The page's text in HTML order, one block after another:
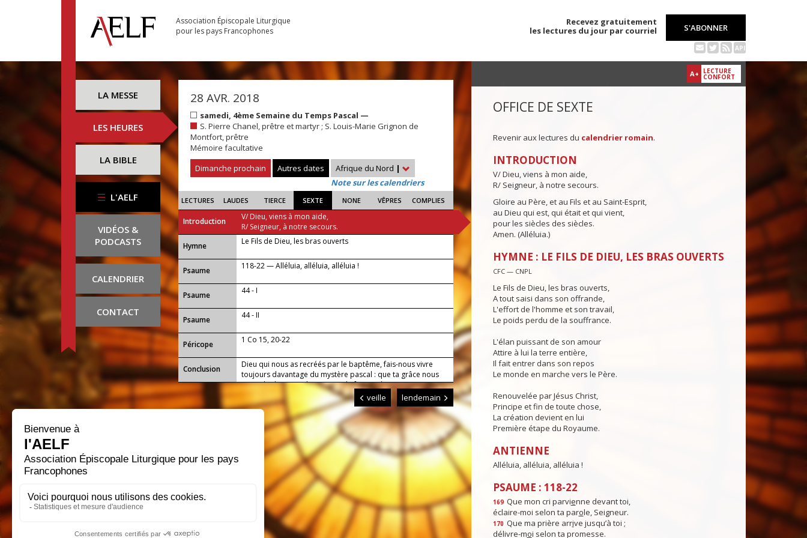
Association Épiscopale Liturgique
pour les pays Francophones
Recevez gratuitement
les lectures du jour par courriel
S'ABONNER
API
LA MESSE
LES HEURES
LA BIBLE
L'AELF
VIDÉOS &
PODCASTS
CALENDRIER
CONTACT
28 AVR. 2018
samedi, 4ème Semaine du Temps Pascal —
S. Pierre Chanel, prêtre et martyr ; S. Louis-Marie Grignon de
Montfort, prêtre
Mémoire facultative
Dimanche prochain
Autres dates Afrique du Nord |
Note sur les calendriers
LECTURES LAUDES TIERCE SEXTE NONE VÊPRES COMPLIES
Introduction
V/ Dieu, viens à mon aide,
R/ Seigneur, à notre secours.
...
Hymne Le Fils de Dieu, les bras ouverts
Psaume 118-22 — Alléluia, alléluia, alléluia !
Psaume 44 - I
Psaume 44 - II
Péricope 1 Co 15, 20-22
Conclusion
Dieu qui nous as recréés par le baptême, fais-nous vivre
toujours davantage du mystère pascal : que ta grâce nous
accorde de porter beaucoup de fruit et de parvenir aux
joies de la vie éternelle.
veille lendemain
A+ LECTURE
CONFORT
OFFICE DE SEXTE
Revenir aux lectures du calendrier romain.
INTRODUCTION
V/ Dieu, viens à mon aide,
R/ Seigneur, à notre secours.
Gloire au Père, et au Fils et au Saint-Esprit,
au Dieu qui est, qui était et qui vient,
pour les siècles des siècles.
Amen. (Alléluia.)
HYMNE : LE FILS DE DIEU, LES BRAS OUVERTS
CFC — CNPL
Le Fils de Dieu, les bras ouverts,
A tout saisi dans son offrande,
L'effort de l'homme et son travail,
Le poids perdu de la souffrance.
L'élan puissant de son amour
Attire à lui la terre entière,
Il fait entrer dans son repos
Le monde en marche vers le Père.
Renouvelée par Jésus Christ,
Principe et fin de toute chose,
La création devient en lui
Première étape du Royaume.
ANTIENNE
Alléluia, alléluia, alléluia !
PSAUME : 118-22
169 Que mon cri parvienne devant toi,
éclaire-moi selon ta parole, Seigneur.
170 Que ma prière arrive jusqu’à toi ;
délivre-moi selon ta promesse.